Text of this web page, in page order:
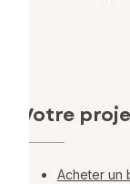
Votre
Acheter un